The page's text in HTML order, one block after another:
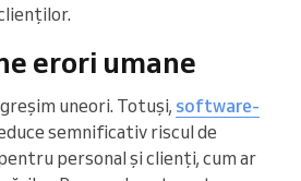
erori umane
uneori. Totuși, software-
semnificativ riscul de
personal și clienți, cum ar